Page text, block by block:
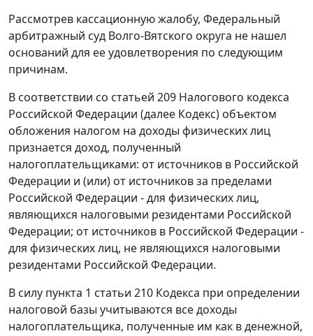
Рассмотрев кассационную жалобу, Федеральный
арбитражный суд Волго-Вятского округа не нашел
оснований для ее удовлетворения по следующим
причинам.
В соответствии со статьей 209 Налогового кодекса
Российской Федерации (далее Кодекс) объектом
обложения налогом на доходы физических лиц
признается доход, полученный
налогоплательщиками: от источников в Российской
Федерации и (или) от источников за пределами
Российской Федерации - для физических лиц,
являющихся налоговыми резидентами Российской
Федерации; от источников в Российской Федерации -
для физических лиц, не являющихся налоговыми
резидентами Российской Федерации.
В силу пункта 1 статьи 210 Кодекса при определении
налоговой базы учитываются все доходы
налогоплательщика, полученные им как в денежной,